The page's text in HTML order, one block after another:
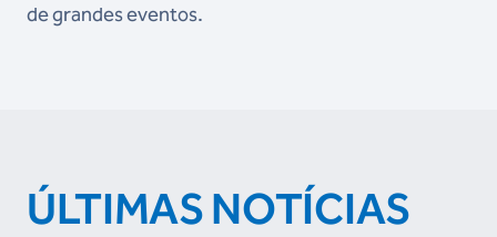
de grandes eventos.
ÚLTIMAS NOTÍCIAS